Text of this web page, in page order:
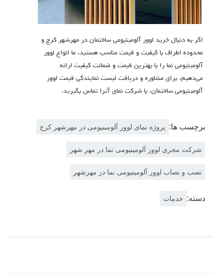
اگر به دنبال خرید لوور آلومینیومی ساختمان در مهرشهر کرج و
محدوده اطراف با کیفیت و قیمت مناسب هستید، ما انواع لوور
آلومینیومی نما را با بهترین قیمت و ضمانت کیفیت ارائه
می‌دهیم. برای مشاوره و دریافت لیست نمایندگی قیمت لوور
آلومینیومی ساختمان، با شركت نماي آترا تماس بگیرید.
برچسب ها: پروژه نمای لوور آلومینیومی در مهرشهر کرج
شرکت مجری لوور آلومینیومی نما در مهر شهر
نصب و نصاب لوور آلومینیومی نما در مهرشهر
دسته: خدمات